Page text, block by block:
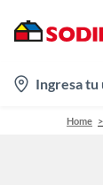
location-
icon
Ingresa tu
Home